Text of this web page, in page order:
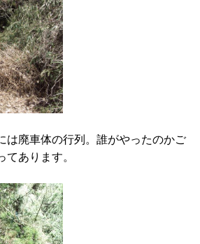
は廃車体の行列。誰がやったのかご
あります。